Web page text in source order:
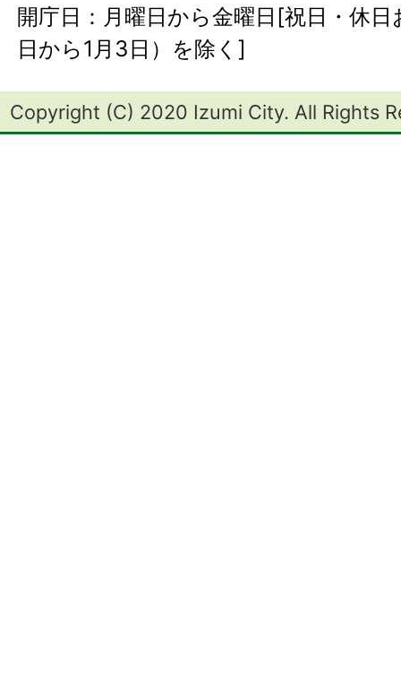
開庁日：月曜日から金曜日[祝日・休
日から1月3日）を除く]
Copyright (C) 2020 Izumi City. All Rights